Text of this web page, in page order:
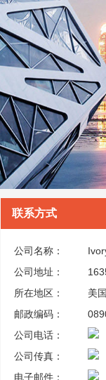
联系方式
公司名称：
公司地址：
所在地区：
美国
邮政编码：
公司电话：
公司传真：
电子邮件：